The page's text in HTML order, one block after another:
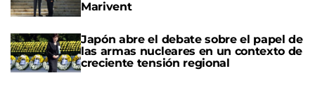
Marivent
Japón abre el debate sobre el papel de
las armas nucleares en un contexto de
creciente tensión regional